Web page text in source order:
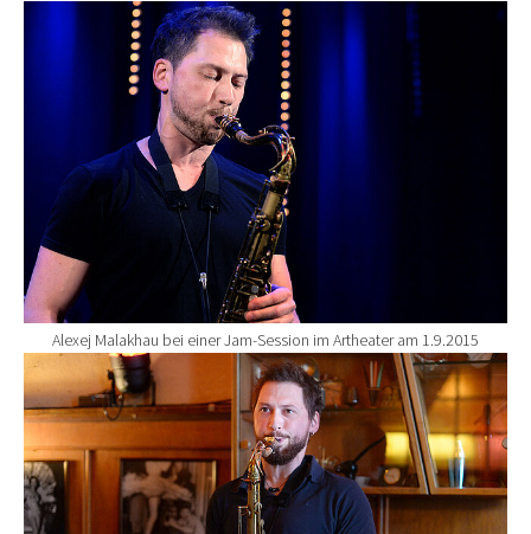
Show larger version for:
Alexej Malakhau bei einer Jam-Session im Artheater am 1.9.2015
Show larger version for: